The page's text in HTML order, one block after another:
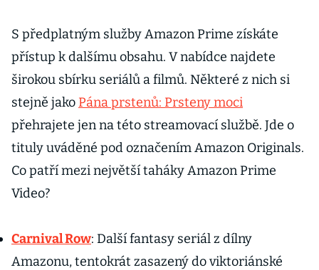
S předplatným služby Amazon Prime získáte
přístup k dalšímu obsahu. V nabídce najdete
širokou sbírku seriálů a filmů. Některé z nich si
stejně jako Pána prstenů: Prsteny moci
přehrajete jen na této streamovací službě. Jde o
tituly uváděné pod označením Amazon Originals.
Co patří mezi největší taháky Amazon Prime
Video?
Carnival Row: Další fantasy seriál z dílny
Amazonu, tentokrát zasazený do viktoriánské